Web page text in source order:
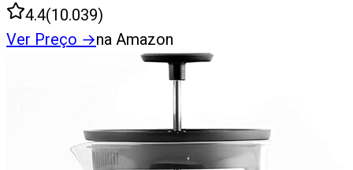
4.4(10.039)
Ver Preço →na Amazon